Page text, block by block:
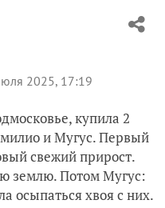
2025, 17:19
купила 2
и Мугус. Первый
свежий прирост.
землю. Потом Мугус:
осыпаться хвоя с них.